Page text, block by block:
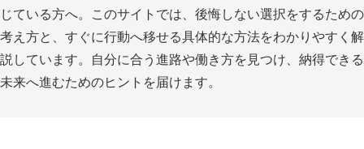
じている方へ。このサイトでは、後悔しない選択をするための
考え方と、すぐに行動へ移せる具体的な方法をわかりやすく解
説しています。自分に合う進路や働き方を見つけ、納得できる
未来へ進むためのヒントを届けます。